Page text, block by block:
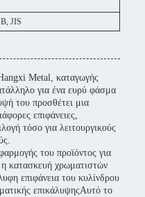
JIS
Metal, καταγωγής
για ένα ευρύ φάσμα
του προσθέτει μια
επιφάνειες,
τόσο για λειτουργικούς
του προϊόντος για
κατασκευή χρωματιστών
επιφάνεια του κυλίνδρου
επικάλυψηςΑυτό το